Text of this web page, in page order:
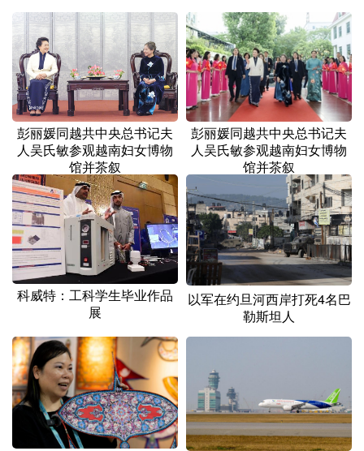
Deutsch Português
彭丽媛同越共中央总书记夫
人吴氏敏参观越南妇女博物
馆并茶叙
彭丽媛同越共中央总书记夫
人吴氏敏参观越南妇女博物
馆并茶叙
科威特：工科学生毕业作品
展
以军在约旦河西岸打死4名巴
勒斯坦人